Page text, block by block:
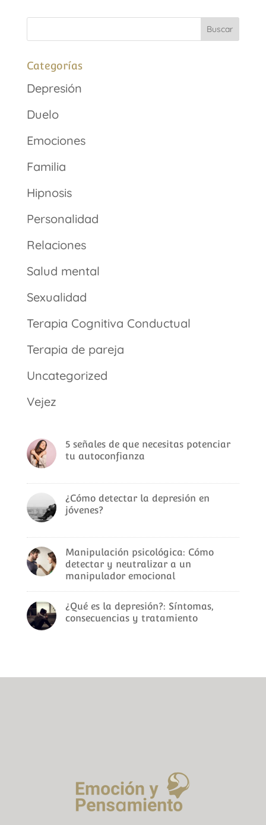
Categorías
Depresión
Duelo
Emociones
Familia
Hipnosis
Personalidad
Relaciones
Salud mental
Sexualidad
Terapia Cognitiva Conductual
Terapia de pareja
Uncategorized
Vejez
5 señales de que necesitas potenciar
tu autoconfianza
¿Cómo detectar la depresión en
jóvenes?
Manipulación psicológica: Cómo
detectar y neutralizar a un
manipulador emocional
¿Qué es la depresión?: Síntomas,
consecuencias y tratamiento